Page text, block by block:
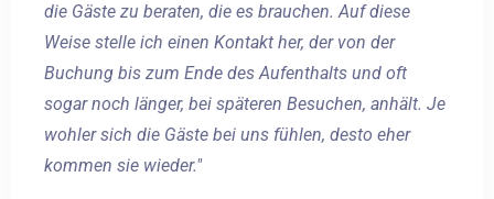
die Gäste zu beraten, die es brauchen. Auf diese
Weise stelle ich einen Kontakt her, der von der
Buchung bis zum Ende des Aufenthalts und oft
sogar noch länger, bei späteren Besuchen, anhält. Je
wohler sich die Gäste bei uns fühlen, desto eher
kommen sie wieder."